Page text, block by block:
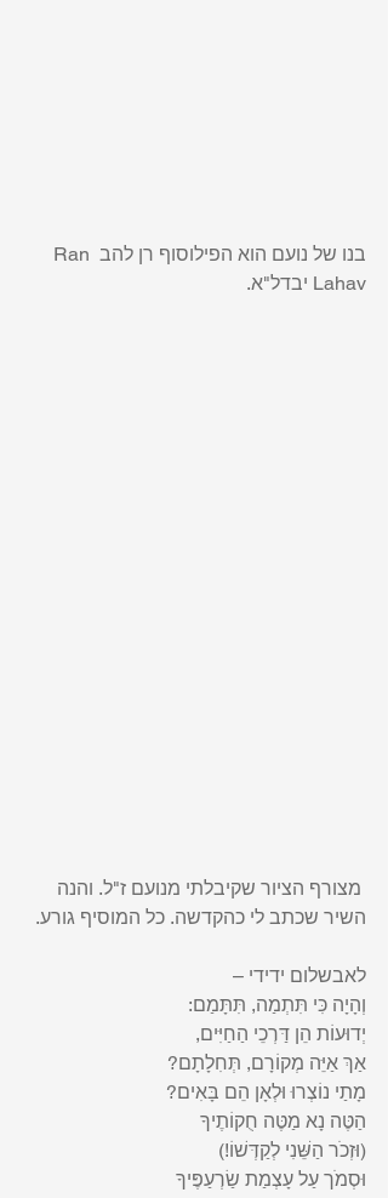
בנו של נועם הוא הפילוסוף רן להב ‏‎Ran
Lahav יבדל"א.
מצורף הציור שקיבלתי מנועם ז"ל. והנה
השיר שכתב לי כהקדשה. כל המוסיף גורע.
לאבשלום ידידי –
וְהָיָה כִּי תִּתְמַה, תִּתָּמַם:
יְדוּעוֹת הֵן דַּרְכֵי הַחַיִּים,
אַךְ אַיֵּה מְקוֹרָם, תְּחִלָתָם?
מָתַי נוֹצְרוּ וּלְאָן הֵם בָּאִים?
הַטֶּה נָא מַטֶּה חֻקוֹתֶיךָ
(וּזְכֺר הַשֵּׁנִי לְקַדְּשׁוֹ!)
וּסְמֺך עַל עָצְמַת שַׂרְעַפֶּיךָ